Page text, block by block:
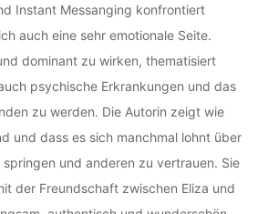
Instant Messanging konfrontiert
auch eine sehr emotionale Seite.
dominant zu wirken, thematisiert
psychische Erkrankungen und das
zu werden. Die Autorin zeigt wie
und dass es sich manchmal lohnt über
und anderen zu vertrauen. Sie
der Freundschaft zwischen Eliza und